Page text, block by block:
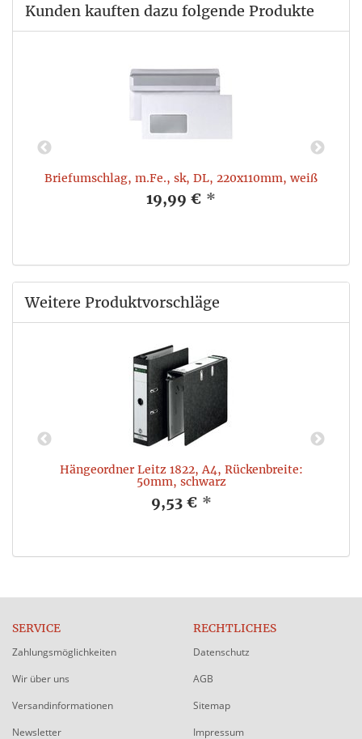
Kunden kauften dazu folgende Produkte
Briefumschlag, m.Fe., sk, DL, 220x110mm, weiß
19,99 € *
Weitere Produktvorschläge
Hängeordner Leitz 1822, A4, Rückenbreite:
50mm, schwarz
9,53 € *
SERVICE
Zahlungsmöglichkeiten
Wir über uns
Versandinformationen
Newsletter
RECHTLICHES
Datenschutz
AGB
Sitemap
Impressum